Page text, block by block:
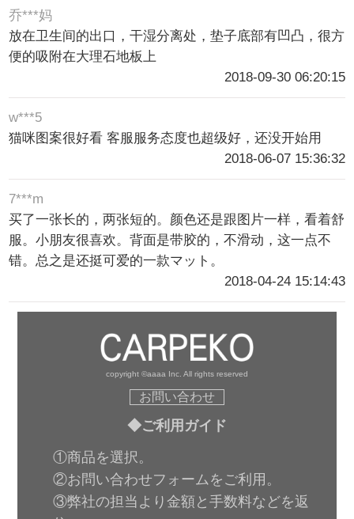
乔***妈
放在卫生间的出口，干湿分离处，垫子底部有凹凸，很方
便的吸附在大理石地板上
2018-09-30 06:20:15
w***5
猫咪图案很好看 客服服务态度也超级好，还没开始用
2018-06-07 15:36:32
7***m
买了一张长的，两张短的。颜色还是跟图片一样，看着舒
服。小朋友很喜欢。背面是带胶的，不滑动，这一点不
错。总之是还挺可爱的一款マット。
2018-04-24 15:14:43
copyright ©aaaa Inc. All rights reserved
お問い合わせ
◆ご利用ガイド
①商品を選択。
②お問い合わせフォームをご利用。
③弊社の担当より金額と手数料などを返